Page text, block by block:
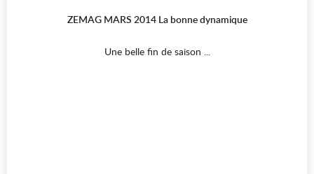
ZEMAG MARS 2014 La bonne dynamique
Une belle fin de saison ...